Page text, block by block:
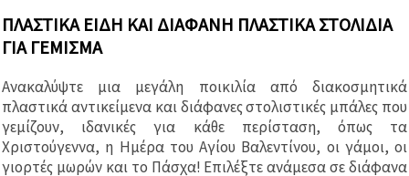
παρόμοιες
τεχνολογίες
για να
τη σωστή
λειτουργία
του
ιστότοπου,
να
βελτιώσουμε
την
ΠΛΑΣΤΙΚΆ ΕΊΔΗ ΚΑΙ ΔΙΑΦΑΝΉ ΠΛΑΣΤΙΚΆ ΣΤΟΛΊΔΙΑ
ΓΙΑ ΓΈΜΙΣΜΑ
Ανακαλύψτε μια μεγάλη ποικιλία από διακοσμητικά
πλαστικά αντικείμενα και διάφανες στολιστικές μπάλες που
γεμίζουν, ιδανικές για κάθε περίσταση, όπως τα
Χριστούγεννα, η Ημέρα του Αγίου Βαλεντίνου, οι γάμοι, οι
γιορτές μωρών και το Πάσχα! Επιλέξτε ανάμεσα σε διάφανα